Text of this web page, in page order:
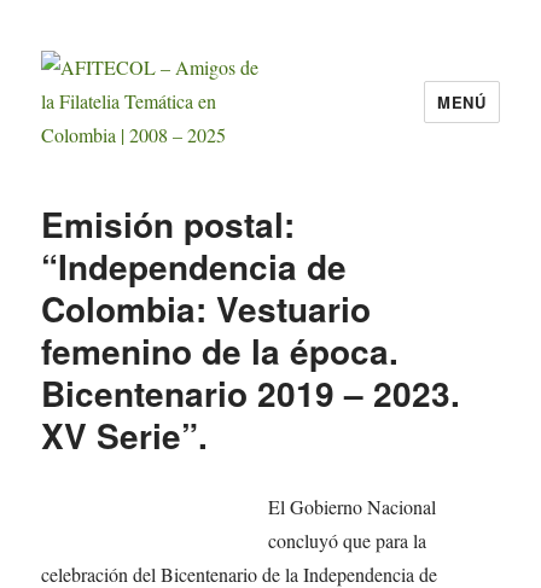
Temática en Colombia | 2008 – 2025
MENÚ
Emisión postal:
“Independencia de
Colombia: Vestuario
femenino de la época.
Bicentenario 2019 – 2023.
XV Serie”.
El Gobierno Nacional
concluyó que para la
celebración del Bicentenario de la Independencia de